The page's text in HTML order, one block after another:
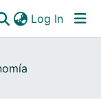
Log In